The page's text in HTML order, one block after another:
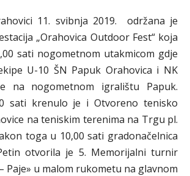
11. svibnja 2019. održana je
„Orahovica Outdoor Fest“ koja
sati nogometnom utakmicom gdje
U-10 ŠN Papuk Orahovica i NK
na nogometnom igralištu Papuk.
sati krenulo je i Otvoreno tenisko
na teniskim terenima na Trgu pl.
toga u 10,00 sati gradonačelnica
otvorila je 5. Memorijalni turnir
Paje» u malom rukometu na glavnom